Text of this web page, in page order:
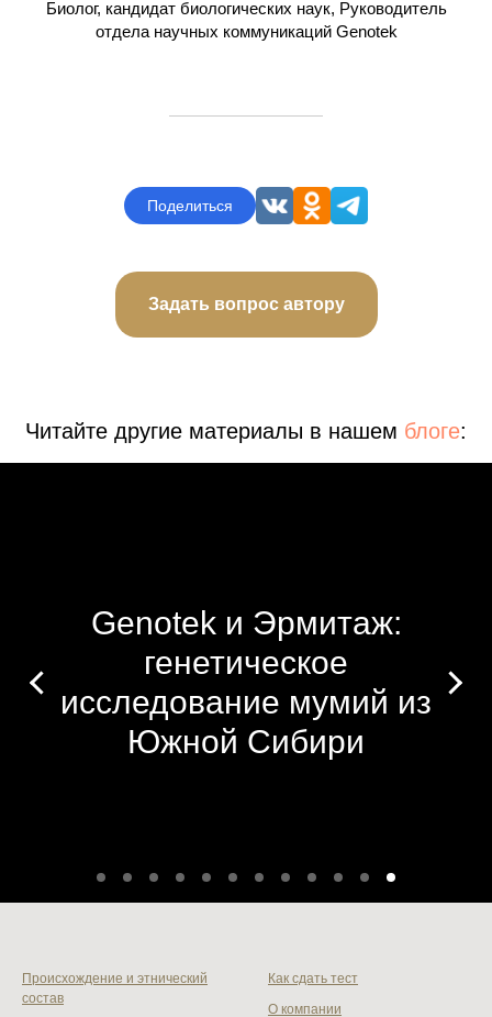
Биолог, кандидат биологических наук, Руководитель
отдела научных коммуникаций Genotek
Происхождение, здоровье, эффективность
лекарств, питание, спорт — учтем ваши интересы
Поделиться
Задать вопрос автору
Читайте другие материалы в нашем блоге:
Genotek и Эрмитаж:
генетическое
исследование мумий из
Южной Сибири
Происхождение и этнический
состав
Как сдать тест
О компании